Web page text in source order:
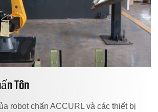
Tôn
robot chấn ACCURL và các thiết bị